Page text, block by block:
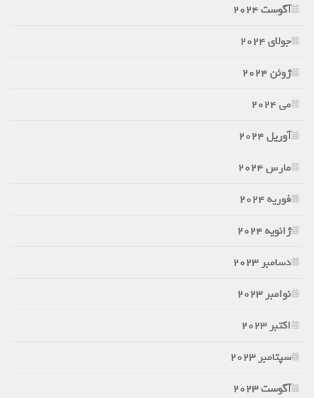
آگوست 2024
جولای 2024
ژوئن 2024
می 2024
آوریل 2024
مارس 2024
فوریه 2024
ژانویه 2024
دسامبر 2023
نوامبر 2023
اکتبر 2023
سپتامبر 2023
آگوست 2023